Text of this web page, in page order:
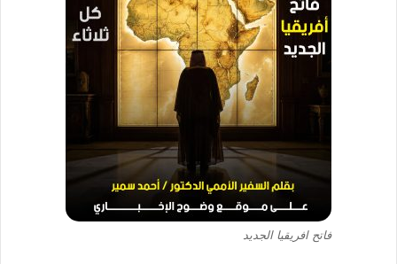
فاتح افريقيا الجديد